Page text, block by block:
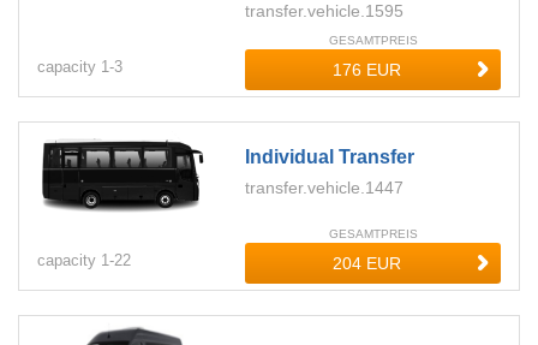
transfer.vehicle.1595
capacity 1-3
GESAMTPREIS
Individual Transfer
transfer.vehicle.1447
capacity 1-22
GESAMTPREIS